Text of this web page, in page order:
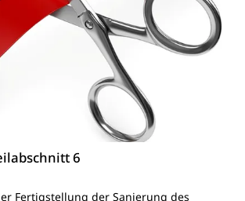
6
Fertigstellung der Sanierung des